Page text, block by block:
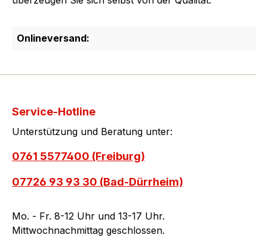
Onlineversand:
Service-Hotline
Unterstützung und Beratung unter:
0761 5577400 (Freiburg)
07726 93 93 30 (Bad-Dürrheim)
Mo. - Fr. 8-12 Uhr und 13-17 Uhr.
Mittwochnachmittag geschlossen.